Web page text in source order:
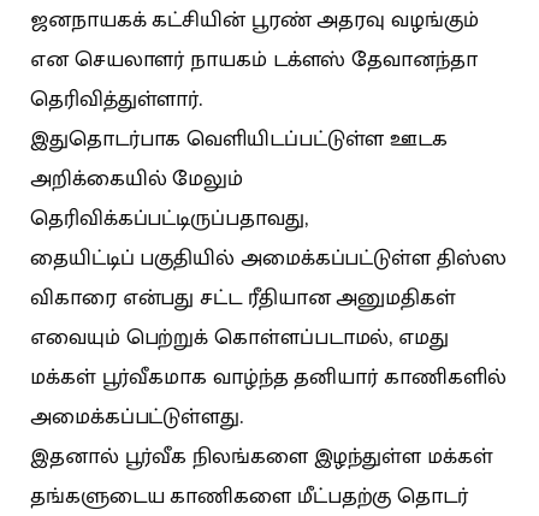
ஜனநாயகக் கட்சியின் பூரண் அதரவு வழங்கும்
என செயலாளர் நாயகம் டக்ளஸ் தேவானந்தா
தெரிவித்துள்ளார்.
இதுதொடர்பாக வெளியிடப்பட்டுள்ள ஊடக
அறிக்கையில் மேலும்
தெரிவிக்கப்பட்டிருப்பதாவது,
தையிட்டிப் பகுதியில் அமைக்கப்பட்டுள்ள திஸ்ஸ
விகாரை என்பது சட்ட ரீதியான அனுமதிகள்
எவையும் பெற்றுக் கொள்ளப்படாமல், எமது
மக்கள் பூர்வீகமாக வாழ்ந்த தனியார் காணிகளில்
அமைக்கப்பட்டுள்ளது.
இதனால் பூர்வீக நிலங்களை இழந்துள்ள மக்கள்
தங்களுடைய காணிகளை மீட்பதற்கு தொடர்